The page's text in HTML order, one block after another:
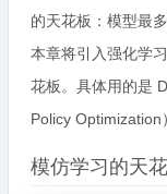
的天花板：模型最
本章将引入强化学
花板。具体用的是
Policy
模仿学习的天